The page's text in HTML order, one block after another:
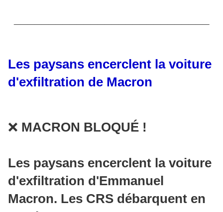
Les paysans encerclent la voiture
d'exfiltration de Macron
❌ MACRON BLOQUÉ !
Les paysans encerclent la voiture
d'exfiltration d'Emmanuel
Macron. Les CRS débarquent en